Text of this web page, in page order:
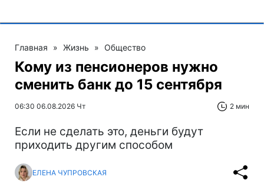
Главная » Жизнь » Общество
Кому из пенсионеров нужно
сменить банк до 15 сентября
06:30 06.08.2026 Чт 2 мин
Если не сделать это, деньги будут
приходить другим способом
ЕЛЕНА ЧУПРОВСКАЯ